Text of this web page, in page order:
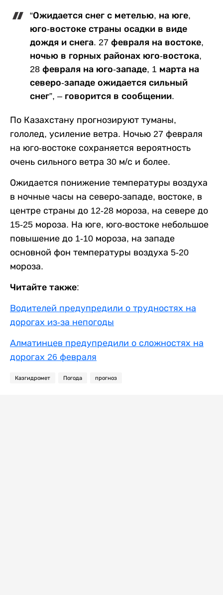
“Ожидается снег с метелью, на юге,
юго-востоке страны осадки в виде
дождя и снега. 27 февраля на востоке,
ночью в горных районах юго-востока,
28 февраля на юго-западе, 1 марта на
северо-западе ожидается сильный
снег”, – говорится в сообщении.
По Казахстану прогнозируют туманы,
гололед, усиление ветра. Ночью 27 февраля
на юго-востоке сохраняется вероятность
очень сильного ветра 30 м/с и более.
Ожидается понижение температуры воздуха
в ночные часы на северо-западе, востоке, в
центре страны до 12-28 мороза, на севере до
15-25 мороза. На юге, юго-востоке небольшое
повышение до 1-10 мороза, на западе
основной фон температуры воздуха 5-20
мороза.
Читайте также:
Водителей предупредили о трудностях на
дорогах из-за непогоды
Алматинцев предупредили о сложностях на
дорогах 26 февраля
Казгидромет Погода прогноз